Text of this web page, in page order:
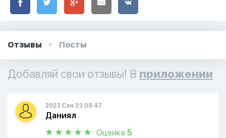
Отзывы Посты
Добавляй свои отзывы! В приложении
2023 Сен 23 09:47
Даниял
Оценка 5